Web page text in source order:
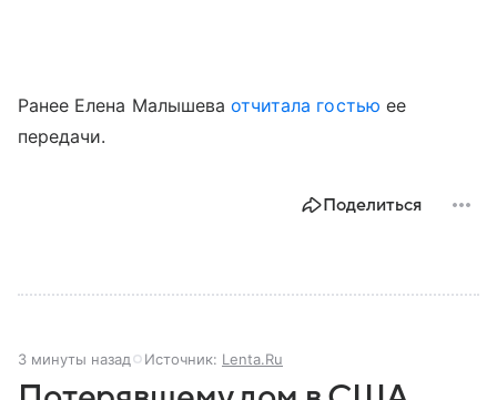
Ранее Елена Малышеваотчитала гостью ее
передачи.
Поделиться
3 минуты назад Источник: Lenta.Ru